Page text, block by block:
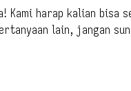
harap kalian bisa
lain, jangan